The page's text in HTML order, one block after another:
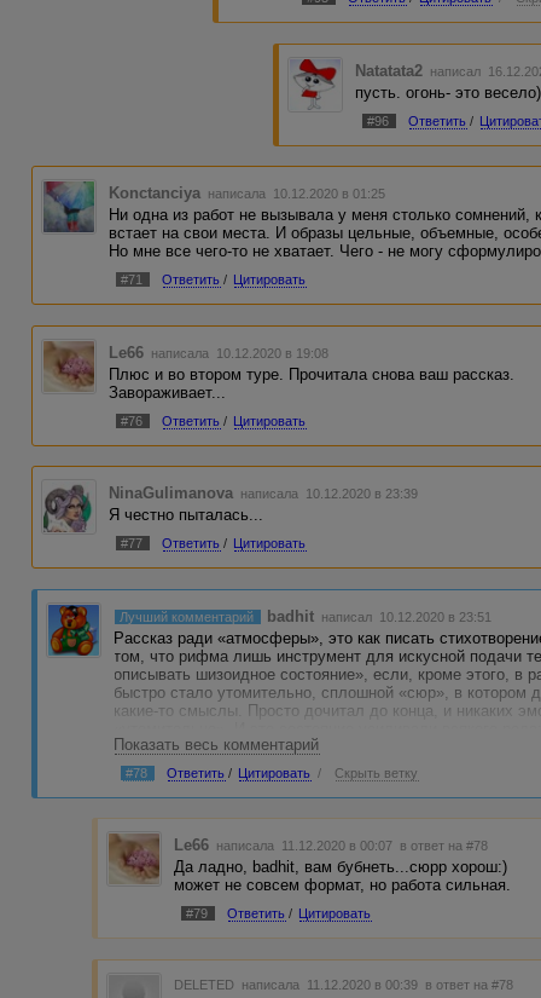
Natatata2 написал
пусть. огонь- это весело)
#96 Ответить /
Konctanciya написала 10.12.2020 в 01:25
Ни одна из работ не вызывала у меня столько сомнений,
встает на свои места. И образы цельные, объемные,
Но мне все чего-то не хватает. Чего - не могу
#71 Ответить / Цитировать
Le66 написала 10.12.2020 в 19:08
Плюс и во втором туре. Прочитала снова ваш рассказ.
Завораживает...
#76 Ответить / Цитировать
NinaGulimanova написала 10.12.2020 в 23:39
Я честно пыталась...
#77 Ответить / Цитировать
Лучший комментарий badhit написал 10.12.2020 в 23:51
Рассказ ради «атмосферы», это как писать
том, что рифма лишь инструмент для искусной подачи
описывать шизоидное состояние», если, кроме этого, в
быстро стало утомительно, сплошной «сюр», в котором
какие-то смыслы. Просто дочитал до конца, и никаких
искажает это ЧЕЛОВЕЧЕСКОЕ СУЩЕСТВО
голосом ИСПУГАВШЕГОСЯ ребенка
Так ведь в доме-то он!
Крови и МЯСА потерял я немного
перелезал через заборы, швырял в них всё, что под
улиток удирал, сигая через заборы, так и метаморфоза
улитки покусали, забрав «мяса немного».
Показать весь комментарий
#78 Ответить / Цитировать / Скрыть ветку
Le66 написала 11.12.2020 в 00:07 в ответ на #78
Да ладно, badhit, вам бубнеть...сюрр хорош:)
может не совсем формат, но работа сильная.
#79 Ответить / Цитировать
DELETED написала 11.12.2020 в 00:39 в ответ на #78